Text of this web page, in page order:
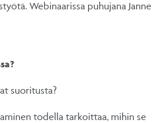
Webinaarissa puhujana Janne
suoritusta?
todella tarkoittaa, mihin se